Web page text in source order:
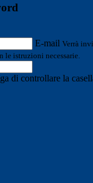
E-mail Verrà
istruzioni necessarie.
di controllare la